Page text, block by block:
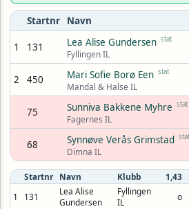
Startnr Navn
1 131 Lea Alise Gundersen stat
Fyllingen IL
2 450 Mari Sofie Borø Een stat
Mandal & Halse IL
75 Sunniva Bakkene Myhre stat
Fagernes IL
68 Synnøve Verås Grimstad stat
Dimna IL
Startnr Navn Klubb 1,43
1
131
Lea Alise
Gundersen
Fyllingen
IL
o